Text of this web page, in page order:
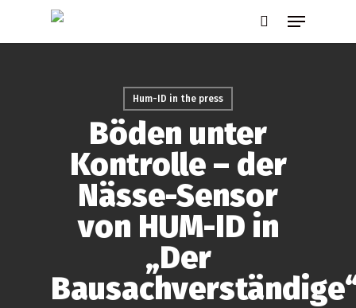
Menu
Hum-ID in the press
Böden unter
Kontrolle – der
Nässe-Sensor
von HUM-ID in
„Der